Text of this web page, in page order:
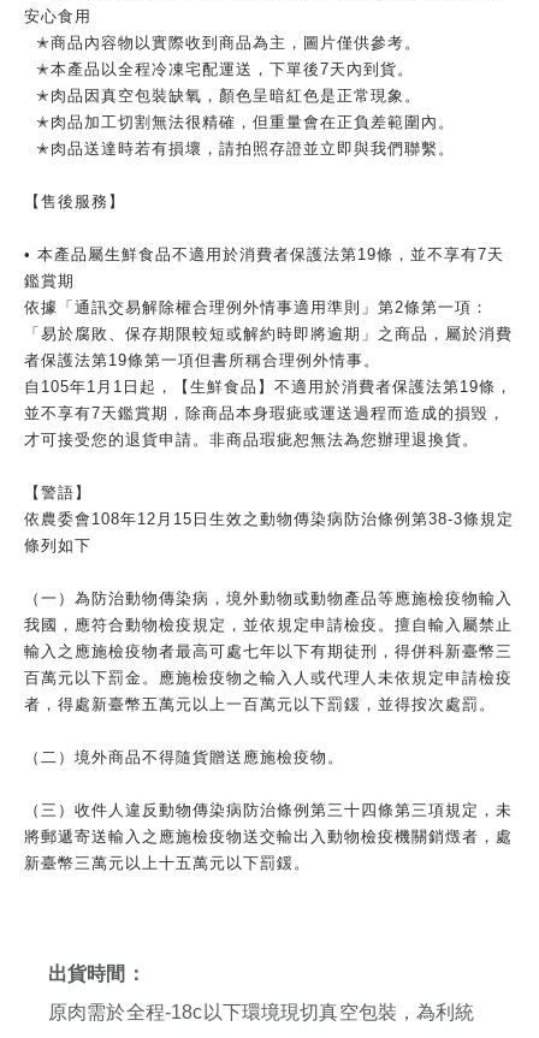
安心食用
✭商品內容物以實際收到商品為主，圖片僅供參考。
✭本產品以全程冷凍宅配運送，下單後7天內到貨。
✭肉品因真空包裝缺氧，顏色呈暗紅色是正常現象。
✭肉品加工切割無法很精確，但重量會在正負差範圍內。
✭肉品送達時若有損壞，請拍照存證並立即與我們聯繫。
【售後服務】
• 本產品屬生鮮食品不適用於消費者保護法第19條，並不享有7天
鑑賞期
依據「通訊交易解除權合理例外情事適用準則」第2條第一項：
「易於腐敗、保存期限較短或解約時即將逾期」之商品，屬於消費
者保護法第19條第一項但書所稱合理例外情事。
自105年1月1日起，【生鮮食品】不適用於消費者保護法第19條，
並不享有7天鑑賞期，除商品本身瑕疵或運送過程而造成的損毀，
才可接受您的退貨申請。非商品瑕疵恕無法為您辦理退換貨。
【警語】
依農委會108年12月15日生效之動物傳染病防治條例第38-3條規定
條列如下
（一）為防治動物傳染病，境外動物或動物產品等應施檢疫物輸入
我國，應符合動物檢疫規定，並依規定申請檢疫。擅自輸入屬禁止
輸入之應施檢疫物者最高可處七年以下有期徒刑，得併科新臺幣三
百萬元以下罰金。應施檢疫物之輸入人或代理人未依規定申請檢疫
者，得處新臺幣五萬元以上一百萬元以下罰鍰，並得按次處罰。
（二）境外商品不得隨貨贈送應施檢疫物。
（三）收件人違反動物傳染病防治條例第三十四條第三項規定，未
將郵遞寄送輸入之應施檢疫物送交輸出入動物檢疫機關銷燬者，處
新臺幣三萬元以上十五萬元以下罰鍰。
出貨時間：
原肉需於全程-18c以下環境現切真空包裝，為利統